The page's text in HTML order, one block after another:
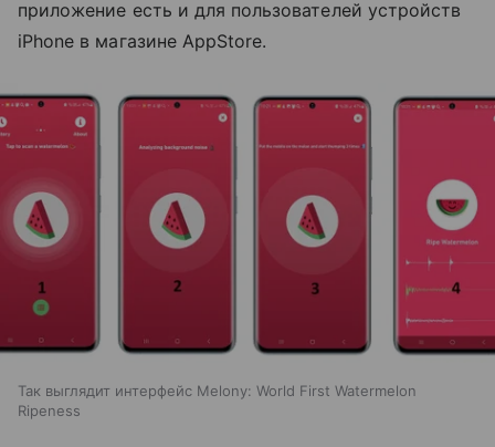
приложение есть и для пользователей устройств
iPhone в магазине AppStore.
Так выглядит интерфейс Melony: World First Watermelon
Ripeness